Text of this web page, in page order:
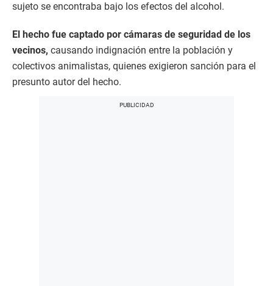
sujeto se encontraba bajo los efectos del alcohol.
El hecho fue captado por cámaras de seguridad de los
vecinos, causando indignación entre la población y
colectivos animalistas, quienes exigieron sanción para el
presunto autor del hecho.